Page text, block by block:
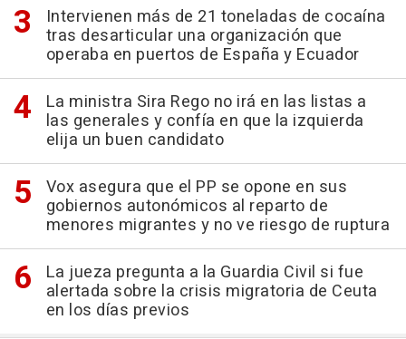
Intervienen más de 21 toneladas de cocaína
tras desarticular una organización que
operaba en puertos de España y Ecuador
La ministra Sira Rego no irá en las listas a
las generales y confía en que la izquierda
elija un buen candidato
Vox asegura que el PP se opone en sus
gobiernos autonómicos al reparto de
menores migrantes y no ve riesgo de ruptura
La jueza pregunta a la Guardia Civil si fue
alertada sobre la crisis migratoria de Ceuta
en los días previos